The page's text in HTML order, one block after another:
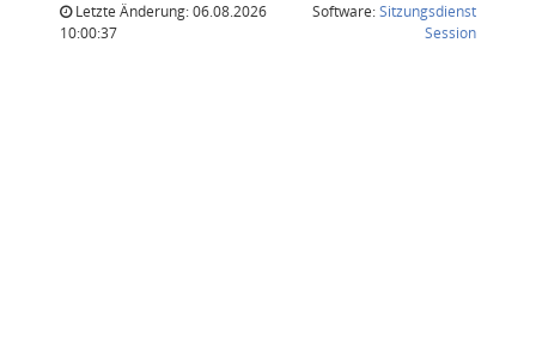
Letzte Änderung: 06.08.2026
10:00:37
Software:Sitzungsdienst
Session(Wird in